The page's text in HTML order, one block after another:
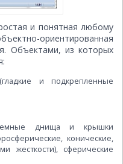
и понятная любому
ориентированная
Объектами, из которых
и подкрепленные
днища и крышки
конические,
жесткости), сферические